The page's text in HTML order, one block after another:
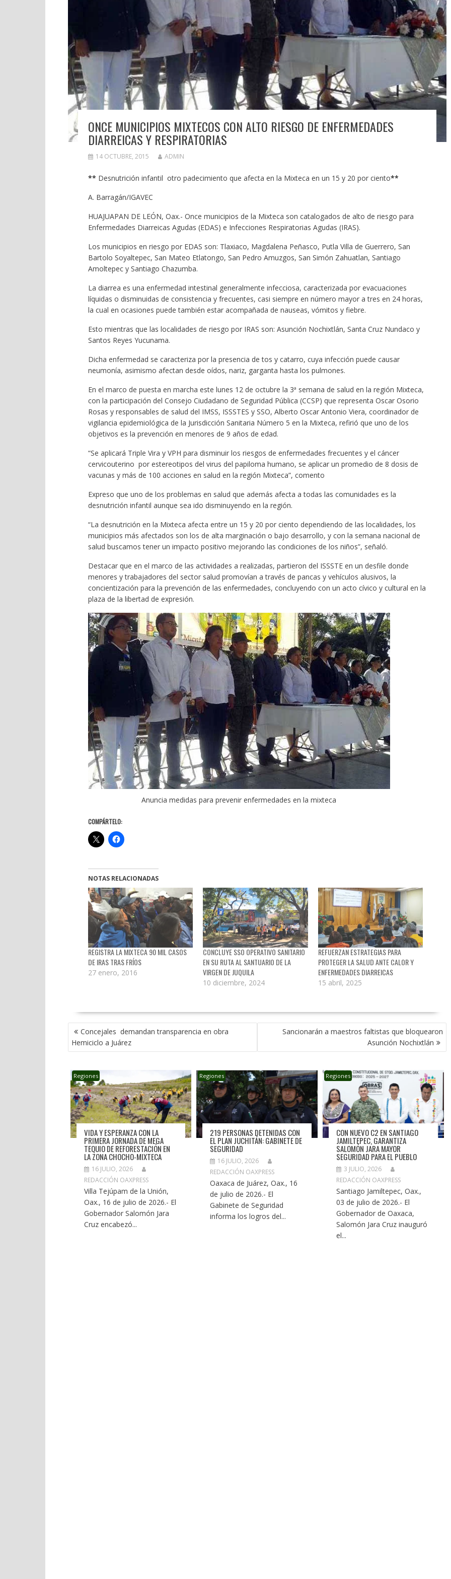
ONCE MUNICIPIOS MIXTECOS CON ALTO RIESGO DE ENFERMEDADES
DIARREICAS Y RESPIRATORIAS
14 OCTUBRE, 2015 ADMIN
** Desnutrición infantil otro padecimiento que afecta en la Mixteca en un 15 y 20 por ciento**
A. Barragán/IGAVEC
HUAJUAPAN DE LEÓN, Oax.- Once municipios de la Mixteca son catalogados de alto de riesgo para
Enfermedades Diarreicas Agudas (EDAS) e Infecciones Respiratorias Agudas (IRAS).
Los municipios en riesgo por EDAS son: Tlaxiaco, Magdalena Peñasco, Putla Villa de Guerrero, San
Bartolo Soyaltepec, San Mateo Etlatongo, San Pedro Amuzgos, San Simón Zahuatlan, Santiago
Amoltepec y Santiago Chazumba.
La diarrea es una enfermedad intestinal generalmente infecciosa, caracterizada por evacuaciones
líquidas o disminuidas de consistencia y frecuentes, casi siempre en número mayor a tres en 24 horas,
la cual en ocasiones puede también estar acompañada de nauseas, vómitos y fiebre.
Esto mientras que las localidades de riesgo por IRAS son: Asunción Nochixtlán, Santa Cruz Nundaco y
Santos Reyes Yucunama.
Dicha enfermedad se caracteriza por la presencia de tos y catarro, cuya infección puede causar
neumonía, asimismo afectan desde oídos, nariz, garganta hasta los pulmones.
En el marco de puesta en marcha este lunes 12 de octubre la 3ª semana de salud en la región Mixteca,
con la participación del Consejo Ciudadano de Seguridad Pública (CCSP) que representa Oscar Osorio
Rosas y responsables de salud del IMSS, ISSSTES y SSO, Alberto Oscar Antonio Viera, coordinador de
vigilancia epidemiológica de la Jurisdicción Sanitaria Número 5 en la Mixteca, refirió que uno de los
objetivos es la prevención en menores de 9 años de edad.
“Se aplicará Triple Vira y VPH para disminuir los riesgos de enfermedades frecuentes y el cáncer
cervicouterino por estereotipos del virus del papiloma humano, se aplicar un promedio de 8 dosis de
vacunas y más de 100 acciones en salud en la región Mixteca”, comento
Expreso que uno de los problemas en salud que además afecta a todas las comunidades es la
desnutrición infantil aunque sea ido disminuyendo en la región.
“La desnutrición en la Mixteca afecta entre un 15 y 20 por ciento dependiendo de las localidades, los
municipios más afectados son los de alta marginación o bajo desarrollo, y con la semana nacional de
salud buscamos tener un impacto positivo mejorando las condiciones de los niños”, señaló.
Destacar que en el marco de las actividades a realizadas, partieron del ISSSTE en un desfile donde
menores y trabajadores del sector salud promovían a través de pancas y vehículos alusivos, la
concientización para la prevención de las enfermedades, concluyendo con un acto cívico y cultural en la
plaza de la libertad de expresión.
Anuncia medidas para prevenir enfermedades en la mixteca
COMPÁRTELO:
NOTAS RELACIONADAS
REGISTRA LA MIXTECA 90 MIL CASOS
DE IRAS TRAS FRÍOS
27 enero, 2016
CONCLUYE SSO OPERATIVO SANITARIO
EN SU RUTA AL SANTUARIO DE LA
VIRGEN DE JUQUILA
10 diciembre, 2024
REFUERZAN ESTRATEGIAS PARA
PROTEGER LA SALUD ANTE CALOR Y
ENFERMEDADES DIARREICAS
15 abril, 2025
NAVEGACIÓN
DE
ENTRADAS
Concejales demandan transparencia en obra
Hemiciclo a Juárez
Sancionarán a maestros faltistas que bloquearon
Asunción Nochixtlán
Regiones
VIDA Y ESPERANZA CON LA
PRIMERA JORNADA DE MEGA
TEQUIO DE REFORESTACIÓN EN
LA ZONA CHOCHO-MIXTECA
16 JULIO, 2026
REDACCIÓN OAXPRESS
Villa Tejúpam de la Unión,
Oax., 16 de julio de 2026.- El
Gobernador Salomón Jara
Cruz encabezó...
Regiones
219 PERSONAS DETENIDAS CON
EL PLAN JUCHITÁN: GABINETE DE
SEGURIDAD
16 JULIO, 2026
REDACCIÓN OAXPRESS
Oaxaca de Juárez, Oax., 16
de julio de 2026.- El
Gabinete de Seguridad
informa los logros del...
Regiones
CON NUEVO C2 EN SANTIAGO
JAMILTEPEC, GARANTIZA
SALOMÓN JARA MAYOR
SEGURIDAD PARA EL PUEBLO
3 JULIO, 2026
REDACCIÓN OAXPRESS
Santiago Jamiltepec, Oax.,
03 de julio de 2026.- El
Gobernador de Oaxaca,
Salomón Jara Cruz inauguró
el...